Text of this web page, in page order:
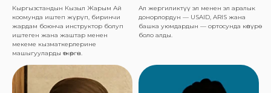
Кыргызстандын Кызыл Жарым Ай
коомунда иштеп жүрүп, биринчи
жардам боюнча инструктор болуп
иштеген жана жаштар менен
мекеме кызматкерлерине
машыгууларды өткөргөн.
Ал жергиликтүү эл менен эл аралык
донорлордун — USAID, ARIS жана
башка уюмдардын — ортосунда көпүрө
боло алды.